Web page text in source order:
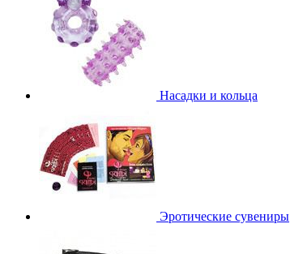
Насадки и кольца
Эротические сувениры